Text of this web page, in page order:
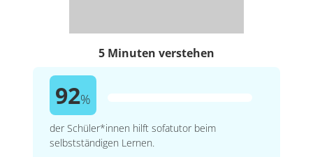
5 Minuten verstehen
92%
der Schüler*innen hilft sofatutor beim
selbstständigen Lernen.